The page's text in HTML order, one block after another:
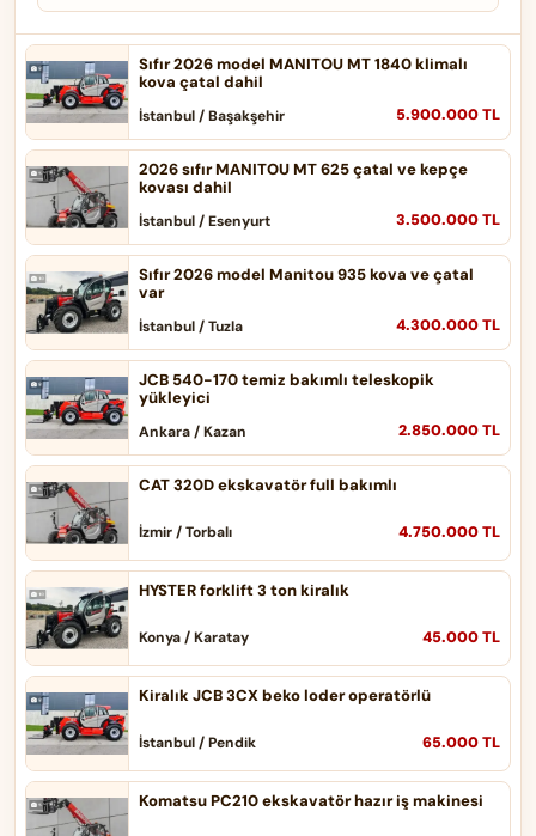
Sıfır 2026 model MANITOU MT 1840 klimalı
kova çatal dahil
5.900.000 TL
İstanbul / Başakşehir
2026 sıfır MANITOU MT 625 çatal ve kepçe
kovası dahil
3.500.000 TL
İstanbul / Esenyurt
Sıfır 2026 model Manitou 935 kova ve çatal
var
4.300.000 TL
İstanbul / Tuzla
JCB 540-170 temiz bakımlı teleskopik
yükleyici
2.850.000 TL
Ankara / Kazan
CAT 320D ekskavatör full bakımlı
4.750.000 TL
İzmir / Torbalı
HYSTER forklift 3 ton kiralık
45.000 TL
Konya / Karatay
Kiralık JCB 3CX beko loder operatörlü
65.000 TL
İstanbul / Pendik
Komatsu PC210 ekskavatör hazır iş makinesi